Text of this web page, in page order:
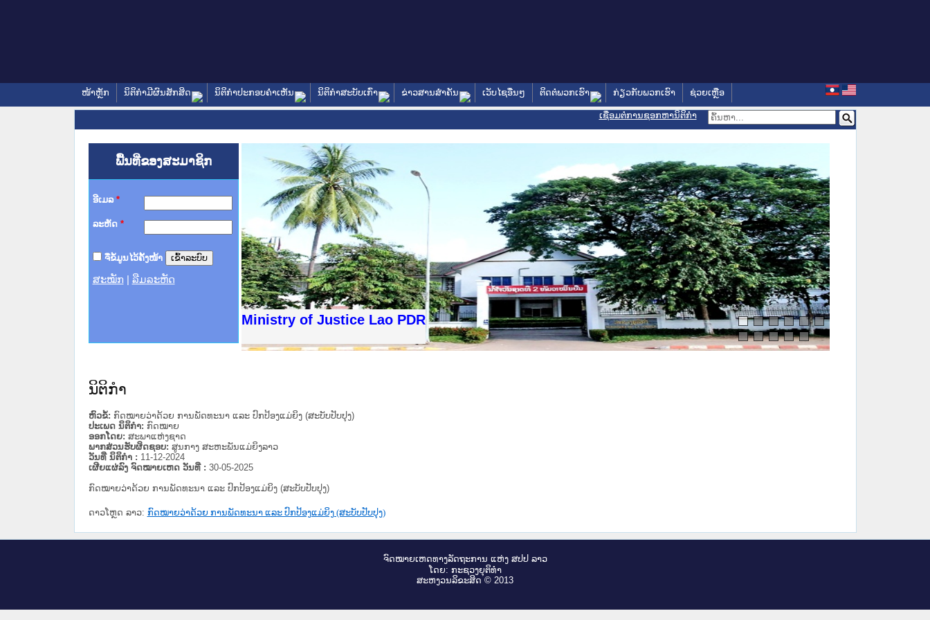
ໜ້າຫຼັກ ນິຕິກໍາມີຜົນສັກສິດ ນິຕິກໍາປະກອບຄໍາເຫັນ ນິຕິກໍາສະບັບເກົ່າ ຂ່າວສານສໍາຄັນ ເວັບໄຊອື່ນໆ ຕິດຕໍ່ພວກເຮົາ ກ່ຽວກັບພວກເຮົາ ຊ່ວຍເຫຼືອ
ເຊື່ອມຕໍ່ການຊອກຫານິຕິກຳ
ພື້ນທີ່ຂອງສະມາຊິກ
ອີເມລ *
ລະຫັດ *
ຈື່ຂໍ້ມູນໄວ້ຄັ້ງໜ້າ
ສະໝັກ ລືມລະຫັດ
Ministry of Justice Lao PDR
ານສະພາປະຊາຊົນ ພາກເໜືອ
ທາງລັດຖະການ
ສຳລັບ ພາກກາງ
ສຳລັບ ພາກໃຕ້
ວິທະຍາຄານຕຳຫຼວດປະຊາຊົນ
ວິທະຍາຄານສັນຕິບານປະຊາຊົນ
ຂັ້ນແຂວງພາກເໜືອ
ານສະພາປະຊາຊົນ ພາກກາງ
ນິຕິກໍາ
ຫົວຂໍ້: ກົດໝາຍວ່າດ້ວຍ ການພັດທະນາ ແລະ ປົກປ້ອງແມ່ຍິງ (ສະບັບປັບປຸງ)
ປະເພດ ນິຕິກໍາ: ກົດໝາຍ
ອອກໂດຍ: ສະພາແຫ່ງຊາດ
ພາກສ່ວນຮັບຜິດຊອບ: ສູນກາງ ສະຫະພັນແມ່ຍິງລາວ
ວັນທີ່ ນິຕິກໍາ : 11-12-2024
ເຜີຍແຜ່ລົງ ຈົດໝາຍເຫດ ວັນທີ່ : 30-05-2025
ກົດໝາຍວ່າດ້ວຍ ການພັດທະນາ ແລະ ປົກປ້ອງແມ່ຍິງ (ສະບັບປັບປຸງ)
ດາວໂຫຼດ ລາວ: ກົດໝາຍວ່າດ້ວຍ ການພັດທະນາ ແລະ ປົກປ້ອງແມ່ຍິງ (ສະບັບປັບປຸງ)
ຈົດ​ໝາຍ​ເຫດ​ທາງ​ລັດ​ຖະ​ການ ແຫ່ງ ສ​ປ​ປ ລາວ
ໂດຍ: ກະ​ຊວງຍຸ​ຕິ​ທຳ
ສະ​ຫງວນ​ລິ​ຂະ​ສິດ © 2013